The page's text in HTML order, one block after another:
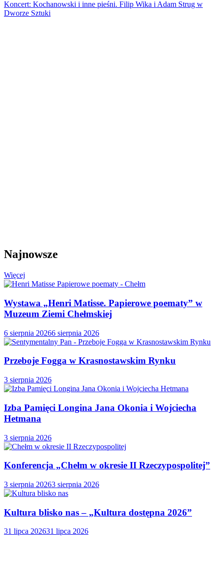
article:
Koncert: Kochanowski i inne pieśni. Filip Wika i Adam Strug w
Dworze Sztuki
Najnowsze
Więcej
Wystawa „Henri Matisse. Papierowe poematy” w
Muzeum Ziemi Chełmskiej
6 sierpnia 20266 sierpnia 2026
Przeboje Fogga w Krasnostawskim Rynku
3 sierpnia 2026
Izba Pamięci Longina Jana Okonia i Wojciecha
Hetmana
3 sierpnia 2026
Konferencja „Chełm w okresie II Rzeczypospolitej”
3 sierpnia 20263 sierpnia 2026
Kultura blisko nas – „Kultura dostępna 2026”
31 lipca 202631 lipca 2026